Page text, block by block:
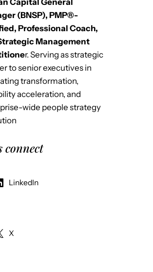
(BNSP), PMP®-
Professional Coach,
Management
r. Serving as strategic
to senior executives in
transformation,
acceleration, and
wide people strategy
connect
LinkedIn
X